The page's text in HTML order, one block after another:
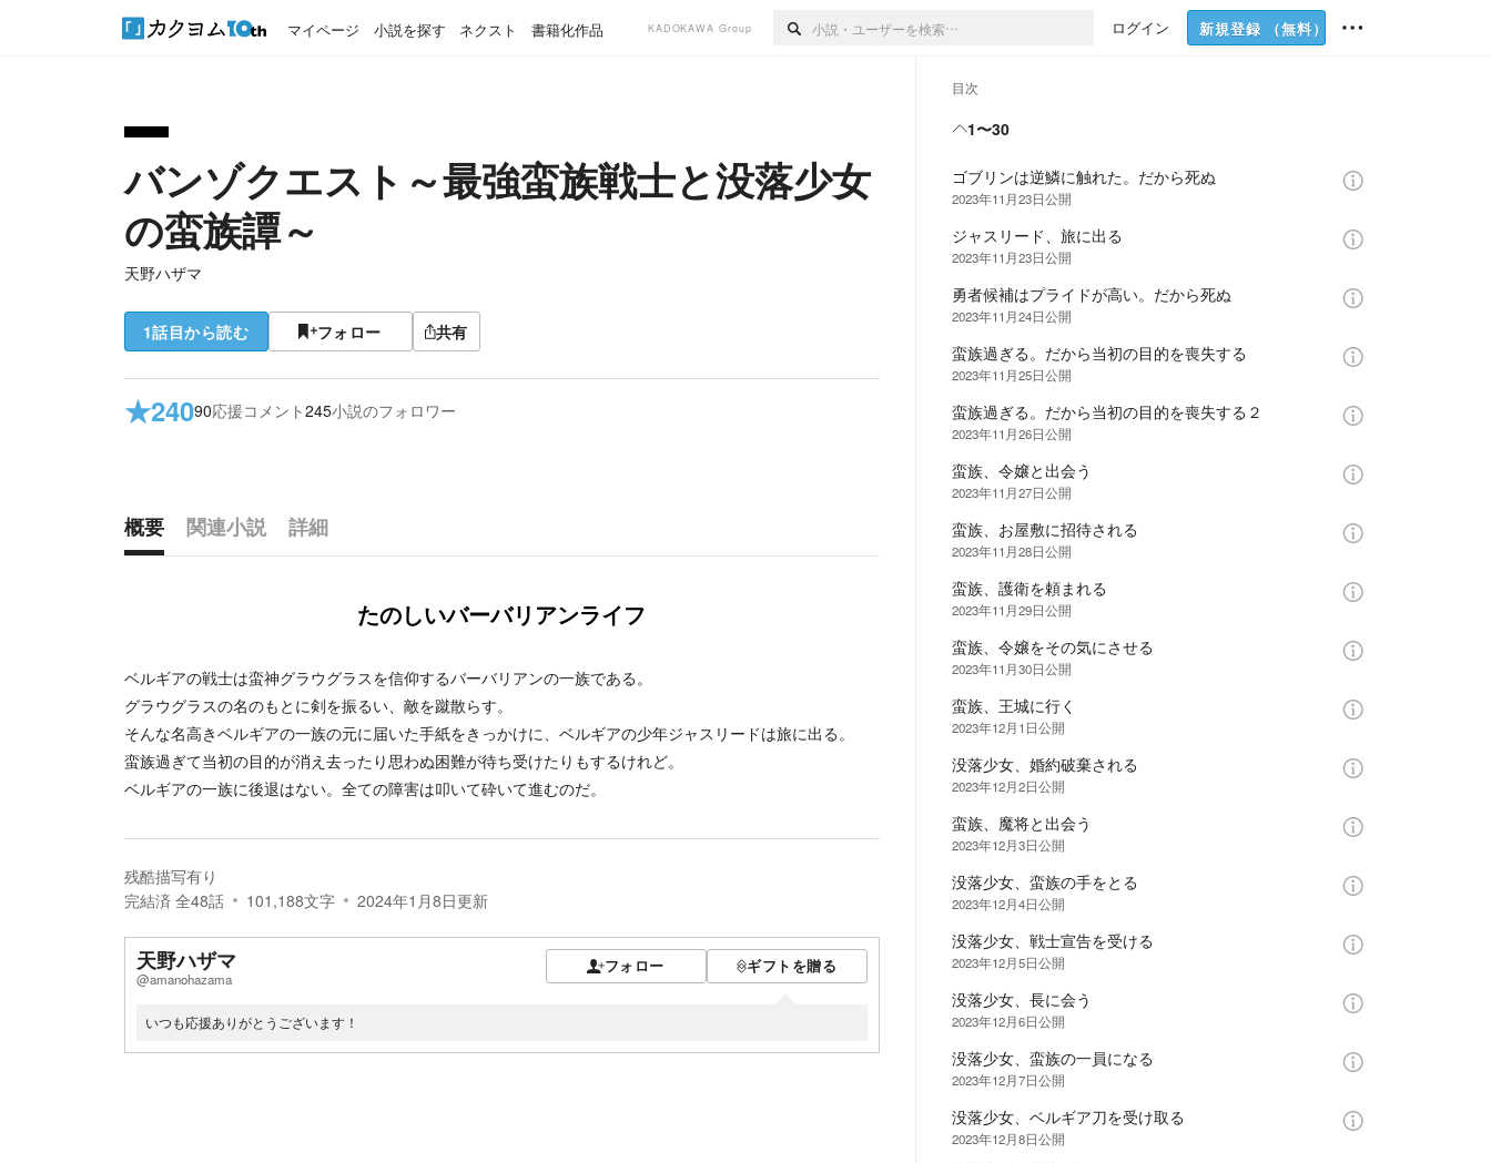
マイページ 小説を探す ネクスト 書籍化作品 KADOKAWA Group ログイン 新規登録 （無料）
バンゾクエスト～最強蛮族戦士と没落少女
の蛮族譚～
天野ハザマ
1話目から読む フォロー 共有
★24090応援コメント245小説のフォロワー
概要 関連小説
詳細
たのしいバーバリアンライフ
ベルギアの戦士は蛮神グラウグラスを信仰するバーバリアンの一族である。
グラウグラスの名のもとに剣を振るい、敵を蹴散らす。
そんな名高きベルギアの一族の元に届いた手紙をきっかけに、ベルギアの少年ジャスリードは旅に出る。
蛮族過ぎて当初の目的が消え去ったり思わぬ困難が待ち受けたりもするけれど。
ベルギアの一族に後退はない。全ての障害は叩いて砕いて進むのだ。
残酷描写有り
完結済 全48話 101,188文字 2024年1月8日更新
天野ハザマ
@amanohazama
フォロー ギフトを贈る
いつも応援ありがとうございます！
目次
1〜30
ゴブリンは逆鱗に触れた。だから死ぬ
2023年11月23日公開
ジャスリード、旅に出る
2023年11月23日公開
勇者候補はプライドが高い。だから死ぬ
2023年11月24日公開
蛮族過ぎる。だから当初の目的を喪失する
2023年11月25日公開
蛮族過ぎる。だから当初の目的を喪失する２
2023年11月26日公開
蛮族、令嬢と出会う
2023年11月27日公開
蛮族、お屋敷に招待される
2023年11月28日公開
蛮族、護衛を頼まれる
2023年11月29日公開
蛮族、令嬢をその気にさせる
2023年11月30日公開
蛮族、王城に行く
2023年12月1日公開
没落少女、婚約破棄される
2023年12月2日公開
蛮族、魔将と出会う
2023年12月3日公開
没落少女、蛮族の手をとる
2023年12月4日公開
没落少女、戦士宣告を受ける
2023年12月5日公開
没落少女、長に会う
2023年12月6日公開
没落少女、蛮族の一員になる
2023年12月7日公開
没落少女、ベルギア刀を受け取る
2023年12月8日公開